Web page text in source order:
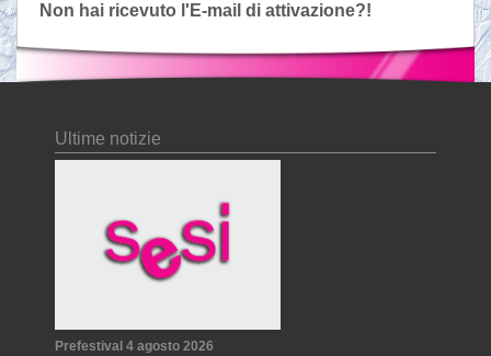
Non hai ricevuto l'E-mail di attivazione?!
Ultime notizie
Prefestival 4 agosto 2026